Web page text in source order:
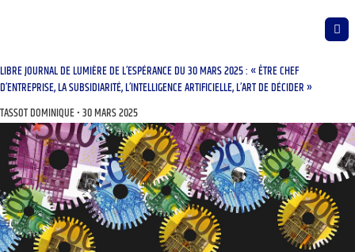
LIBRE JOURNAL DE LUMIÈRE DE L’ESPÉRANCE DU 30 MARS 2025 : « ÊTRE CHEF
D’ENTREPRISE, LA SUBSIDIARITÉ, L’INTELLIGENCE ARTIFICIELLE, L’ART DE DÉCIDER »
TASSOT DOMINIQUE 30 MARS 2025